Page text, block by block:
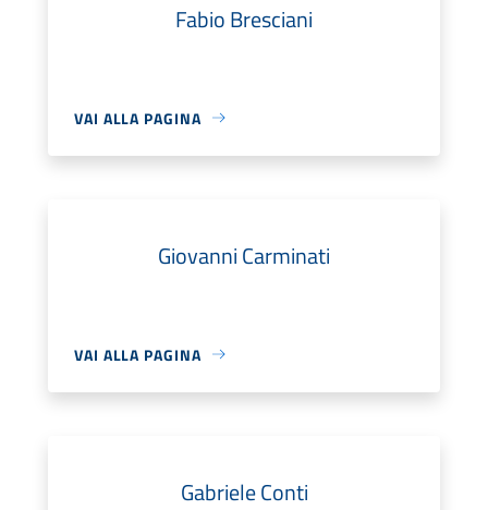
Fabio Bresciani
VAI ALLA PAGINA
Giovanni Carminati
VAI ALLA PAGINA
Gabriele Conti